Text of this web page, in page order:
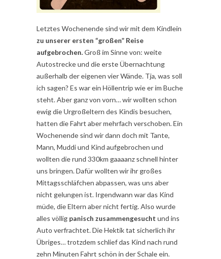
Letztes Wochenende sind wir mit dem Kindlein
zu unserer ersten “großen” Reise
aufgebrochen.Groß im Sinne von: weite
Autostrecke und die erste Übernachtung
außerhalb der eigenen vier Wände. Tja, was soll
ich sagen? Es war ein Höllentrip wie er im Buche
steht. Aber ganz von vorn… wir wollten schon
ewig die Urgroßeltern des Kindis besuchen,
hatten die Fahrt aber mehrfach verschoben. Ein
Wochenende sind wir dann doch mit Tante,
Mann, Muddi und Kind aufgebrochen und
wollten die rund 330km gaaaanz schnell hinter
uns bringen. Dafür wollten wir ihr großes
Mittagsschläfchen abpassen, was uns aber
nicht gelungen ist. Irgendwann war das Kind
müde, die Eltern aber nicht fertig. Also wurde
alles völlig panisch zusammengesucht und ins
Auto verfrachtet. Die Hektik tat sicherlich ihr
Übriges… trotzdem schlief das Kind nach rund
zehn Minuten Fahrt schön in der Schale ein.